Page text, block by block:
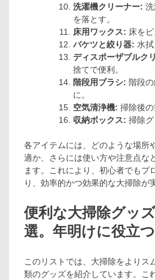
洗濯機クリーナー:
を落とす。
床用ワックス: 床をピ
バケツと絞り器: 水拭
ディスポーザブルク
捨てで便利。
階段用ブラシ: 階段
に。
空気清浄機: 掃除後の
収納ボックス: 掃除グ
各アイテムには、どのような場所
適か、さらには使い方や注意点な
ます。これにより、初心者でもプ
り、効率的かつ効果的な大掃除が
便利な大掃除グッ
選。年明けに役立
このリストでは、大掃除をよりス
類のグッズを紹介しています。こ